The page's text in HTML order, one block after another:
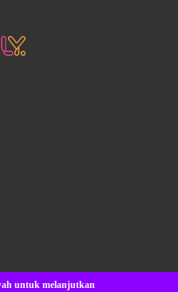
untuk melanjutkan